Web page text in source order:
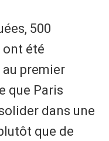
500
été
premier
que Paris
dans une
que de